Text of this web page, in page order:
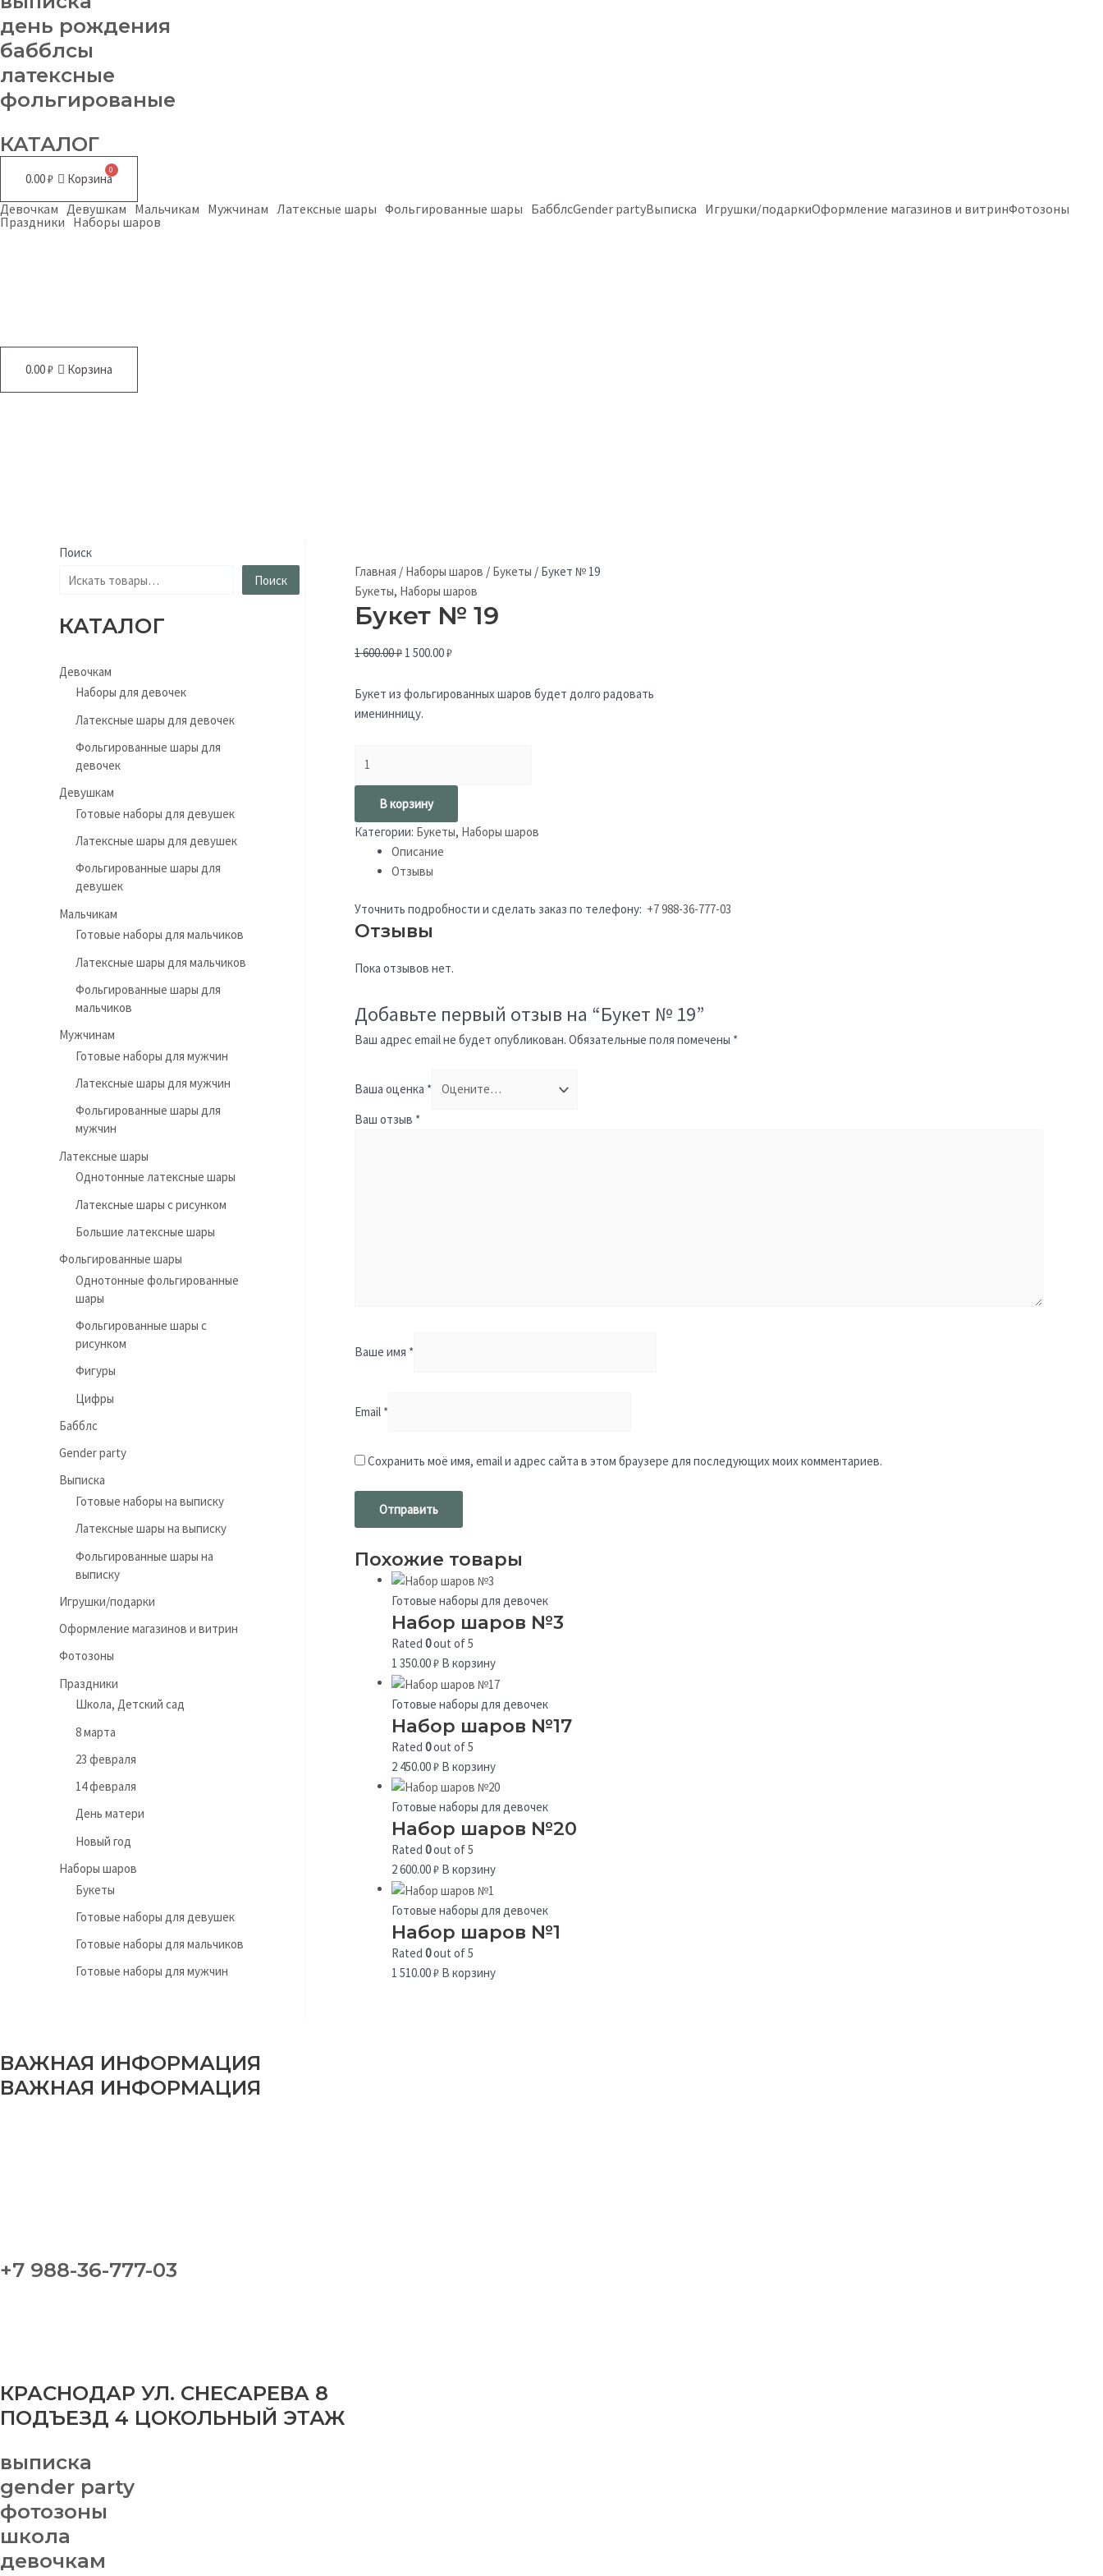
день рождения
бабблсы
латексные
фольгированые
КАТАЛОГ
0.00₽ Корзина
Девочкам Девушкам Мальчикам Мужчинам Латексные шары Фольгированные шары БабблсGender partyВыписка Игрушки/подаркиОформление магазинов и витринФотозоны
Праздники Наборы шаров
0.00₽ Корзина
Поиск
Поиск
КАТАЛОГ
Девочкам
Наборы для девочек
Латексные шары для девочек
Фольгированные шары для
девочек
Девушкам
Готовые наборы для девушек
Латексные шары для девушек
Фольгированные шары для
девушек
Мальчикам
Готовые наборы для мальчиков
Латексные шары для мальчиков
Фольгированные шары для
мальчиков
Мужчинам
Готовые наборы для мужчин
Латексные шары для мужчин
Фольгированные шары для
мужчин
Латексные шары
Однотонные латексные шары
Латексные шары с рисунком
Большие латексные шары
Фольгированные шары
Однотонные фольгированные
шары
Фольгированные шары с
рисунком
Фигуры
Цифры
Бабблс
Gender party
Выписка
Готовые наборы на выписку
Латексные шары на выписку
Фольгированные шары на
выписку
Игрушки/подарки
Оформление магазинов и витрин
Фотозоны
Праздники
Школа, Детский сад
8 марта
23 февраля
14 февраля
День матери
Новый год
Наборы шаров
Букеты
Готовые наборы для девушек
Готовые наборы для мальчиков
Готовые наборы для мужчин
Главная / Наборы шаров / Букеты / Букет № 19
Букеты, Наборы шаров
Букет № 19
1 600.00₽ 1 500.00₽
Букет из фольгированных шаров будет долго радовать
именинницу.
В корзину
Категории: Букеты, Наборы шаров
Описание
Отзывы
Уточнить подробности и сделать заказ по телефону: +7 988-36-777-03
Отзывы
Пока отзывов нет.
Добавьте первый отзыв на “Букет № 19”
Ваш адрес email не будет опубликован. Обязательные поля помечены *
Ваша оценка *
Ваш отзыв *
Ваше имя *
Email *
Сохранить моё имя, email и адрес сайта в этом браузере для последующих моих комментариев.
Похожие товары
Готовые наборы для девочек
Набор шаров №3
Rated 0out of 5
1 350.00₽ В корзину
Готовые наборы для девочек
Набор шаров №17
Rated 0out of 5
2 450.00₽ В корзину
Готовые наборы для девочек
Набор шаров №20
Rated 0out of 5
2 600.00₽ В корзину
Готовые наборы для девочек
Набор шаров №1
Rated 0out of 5
1 510.00₽ В корзину
ВАЖНАЯ ИНФОРМАЦИЯ
ВАЖНАЯ ИНФОРМАЦИЯ
+7 988-36-777-03
КРАСНОДАР УЛ. СНЕСАРЕВА 8
ПОДЪЕЗД 4 ЦОКОЛЬНЫЙ ЭТАЖ
выписка
gender party
фотозоны
школа
девочкам